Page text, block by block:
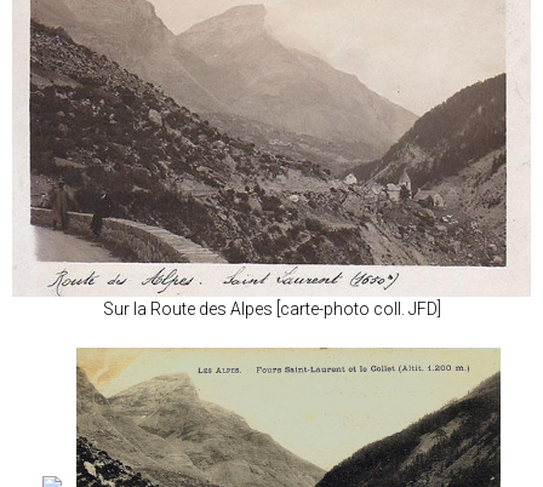
Sur la Route des Alpes [carte-photo coll. JFD]